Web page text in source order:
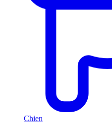
Chien